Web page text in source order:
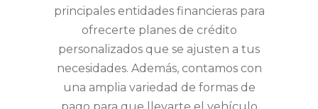
principales entidades financieras para
ofrecerte planes de crédito
personalizados que se ajusten a tus
necesidades. Además, contamos con
una amplia variedad de formas de